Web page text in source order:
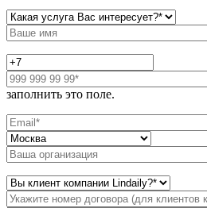
заполнить это поле.